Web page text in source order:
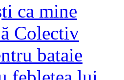
ca mine
Colectiv
bataie